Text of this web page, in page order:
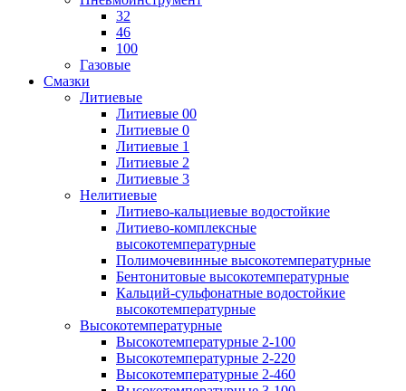
32
46
100
Газовые
Смазки
Литиевые
Литиевые 00
Литиевые 0
Литиевые 1
Литиевые 2
Литиевые 3
Нелитиевые
Литиево-кальциевые водостойкие
Литиево-комплексные
высокотемпературные
Полимочевинные высокотемпературные
Бентонитовые высокотемпературные
Кальций-сульфонатные водостойкие
высокотемпературные
Высокотемпературные
Высокотемпературные 2-100
Высокотемпературные 2-220
Высокотемпературные 2-460